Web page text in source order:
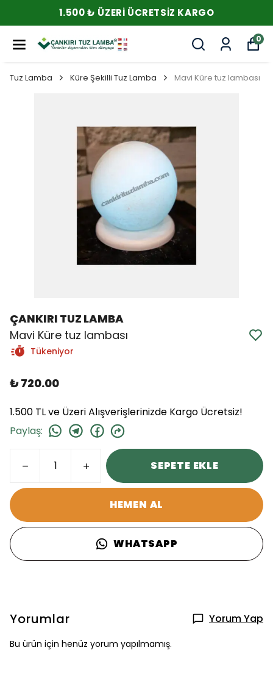
1.500 ₺ ÜZERI ÜCRETSIZ KARGO
0
Tuz Lamba Küre Şekilli Tuz Lamba Mavi Küre tuz lambası
ÇANKIRI TUZ LAMBA
Mavi Küre tuz lambası
Tükeniyor
₺ 720.00
1.500 TL ve Üzeri Alışverişlerinizde Kargo Ücretsiz!
Paylaş:
SEPETE EKLE
HEMEN AL
WHATSAPP
Yorumlar Yorum Yap
Bu ürün için henüz yorum yapılmamış.